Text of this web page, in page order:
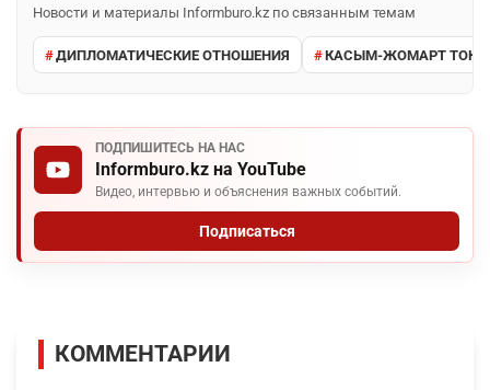
Новости и материалы Informburo.kz по связанным темам
ДИПЛОМАТИЧЕСКИЕ ОТНОШЕНИЯ КАСЫМ-ЖОМАРТ
ПОДПИШИТЕСЬ НА НАС
Informburo.kz на YouTube
Видео, интервью и объяснения важных событий.
Подписаться
КОММЕНТАРИИ